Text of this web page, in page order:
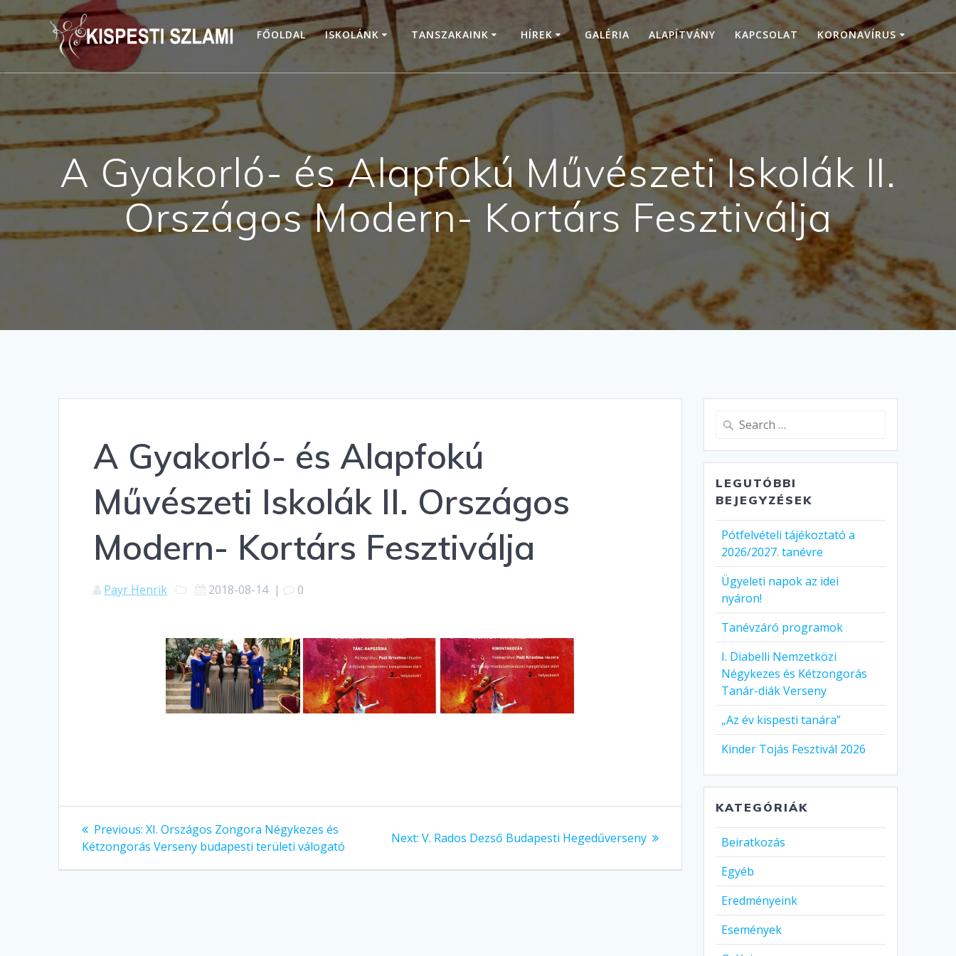
to
content
FŐOLDAL ISKOLÁNK TANSZAKAINK HÍREK GALÉRIA ALAPÍTVÁNY KAPCSOLAT KORONAVÍRUS
A Gyakorló- és Alapfokú Művészeti Iskolák II.
Országos Modern- Kortárs Fesztiválja
A Gyakorló- és Alapfokú
Művészeti Iskolák II. Országos
Modern- Kortárs Fesztiválja
Payr Henrik 2018-08-14| 0
Bejegyzés
navigáció
Previous: Previous
post:
XI. Országos Zongora Négykezes és
Kétzongorás Verseny budapesti területi válogató
Next: Next
V. Rados Dezső Budapesti Hegedűverseny
Search
LEGUTÓBBI
BEJEGYZÉSEK
Pótfelvételi tájékoztató a
2026/2027. tanévre
Ügyeleti napok az idei
nyáron!
Tanévzáró programok
I. Diabelli Nemzetközi
Négykezes és Kétzongorás
Tanár-diák Verseny
„Az év kispesti tanára”
Kinder Tojás Fesztivál 2026
KATEGÓRIÁK
Beiratkozás
Egyéb
Eredményeink
Események